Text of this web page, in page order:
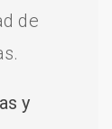
de
y